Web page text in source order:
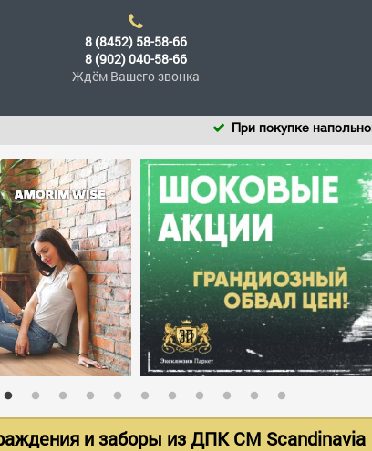
8 (8452) 58-58-66
8 (902) 040-58-66
Ждём Вашего звонка
При покупке напольного
и заборы из ДПК CM Scandinavia